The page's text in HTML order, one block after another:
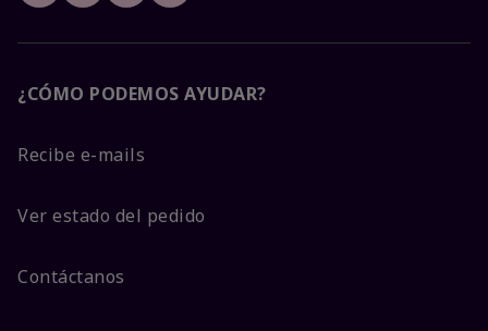
¿CÓMO PODEMOS AYUDAR?
Recibe e-mails
Ver estado del pedido
Contáctanos